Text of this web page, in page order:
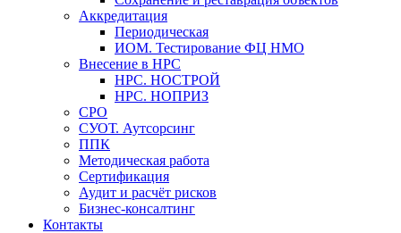
Аккредитация
Периодическая
ИОМ. Тестирование ФЦ НМО
Внесение в НРС
НРС. НОСТРОЙ
НРС. НОПРИЗ
СРО
СУОТ. Аутсорсинг
ППК
Методическая работа
Сертификация
Аудит и расчёт рисков
Бизнес-консалтинг
Контакты